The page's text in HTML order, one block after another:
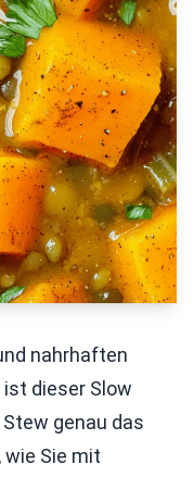
nahrhaften
dieser Slow
genau das
wie Sie mit